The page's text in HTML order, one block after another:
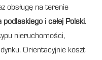
obsługę na terenie
podlaskiego i całej Polski.
nieruchomości,
Orientacyjnie koszt